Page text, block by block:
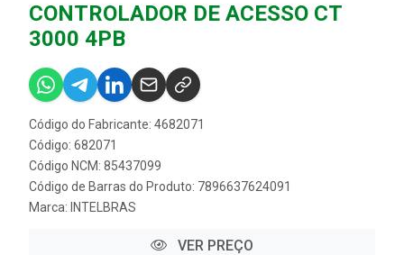
CONTROLADOR DE ACESSO CT
3000 4PB
Código do Fabricante: 4682071
Código: 682071
Código NCM: 85437099
Código de Barras do Produto: 7896637624091
Marca: INTELBRAS
VER PREÇO